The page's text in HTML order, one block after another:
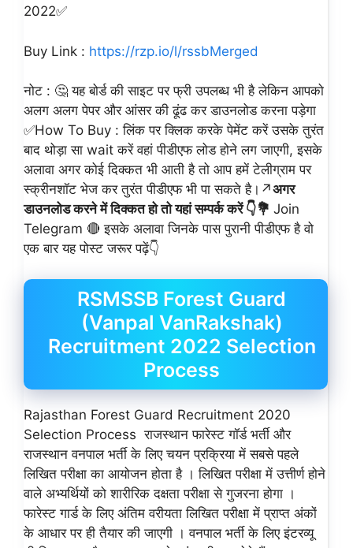
2022✅
Buy Link : https://rzp.io/l/rssbMerged
नोट : 🤔 यह बोर्ड की साइट पर फ्री उपलब्ध भी है लेकिन आपको
अलग अलग पेपर और आंसर की ढूंढ कर डाउनलोड करना पड़ेगा
✅How To Buy : लिंक पर क्लिक करके पेमेंट करें उसके तुरंत
बाद थोड़ा सा wait करें वहां पीडीएफ लोड होने लग जाएगी, इसके
अलावा अगर कोई दिक्कत भी आती है तो आप हमें टेलीग्राम पर
स्क्रीनशॉट भेज कर तुरंत पीडीएफ भी पा सकते है।↗️अगर
डाउनलोड करने में दिक्कत हो तो यहां सम्पर्क करें 👇💐 Join
Telegram 🔴 इसके अलावा जिनके पास पुरानी पीडीएफ है वो
एक बार यह पोस्ट जरूर पढ़ें👇
RSMSSB Forest Guard
(Vanpal VanRakshak)
Recruitment 2022 Selection
Process
Rajasthan Forest Guard Recruitment 2020
Selection Process राजस्थान फारेस्ट गॉर्ड भर्ती और
राजस्थान वनपाल भर्ती के लिए चयन प्रक्रिया में सबसे पहले
लिखित परीक्षा का आयोजन होता है । लिखित परीक्षा में उत्तीर्ण होने
वाले अभ्यर्थियों को शारीरिक दक्षता परीक्षा से गुजरना होगा ।
फारेस्ट गार्ड के लिए अंतिम वरीयता लिखित परीक्षा में प्राप्त अंकों
के आधार पर ही तैयार की जाएगी । वनपाल भर्ती के लिए इंटरव्यू